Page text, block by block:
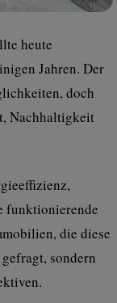
heute
Jahren. Der
doch
Nachhaltigkeit
funktionierende
die diese
sondern